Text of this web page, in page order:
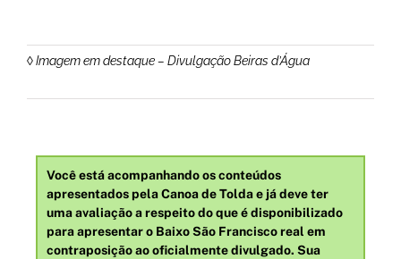
◊ Imagem em destaque – Divulgação Beiras d’Água
Você está acompanhando os conteúdos
apresentados pela Canoa de Tolda e já deve ter
uma avaliação a respeito do que é disponibilizado
para apresentar o Baixo São Francisco real em
contraposição ao oficialmente divulgado. Sua